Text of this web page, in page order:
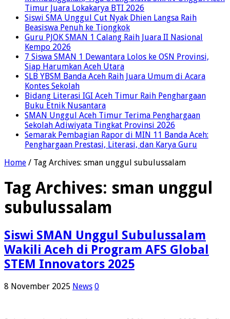
Timur Juara Lokakarya BTI 2026
Siswi SMA Unggul Cut Nyak Dhien Langsa Raih
Beasiswa Penuh ke Tiongkok
Guru PJOK SMAN 1 Calang Raih Juara II Nasional
Kempo 2026
7 Siswa SMAN 1 Dewantara Lolos ke OSN Provinsi,
Siap Harumkan Aceh Utara
SLB YBSM Banda Aceh Raih Juara Umum di Acara
Kontes Sekolah
Bidang Literasi IGI Aceh Timur Raih Penghargaan
Buku Etnik Nusantara
SMAN Unggul Aceh Timur Terima Penghargaan
Sekolah Adiwiyata Tingkat Provinsi 2026
Semarak Pembagian Rapor di MIN 11 Banda Aceh:
Penghargaan Prestasi, Literasi, dan Karya Guru
Home / Tag Archives: sman unggul subulussalam
Tag Archives: sman unggul
subulussalam
Siswi SMAN Unggul Subulussalam
Wakili Aceh di Program AFS Global
STEM Innovators 2025
8 November 2025 News 0